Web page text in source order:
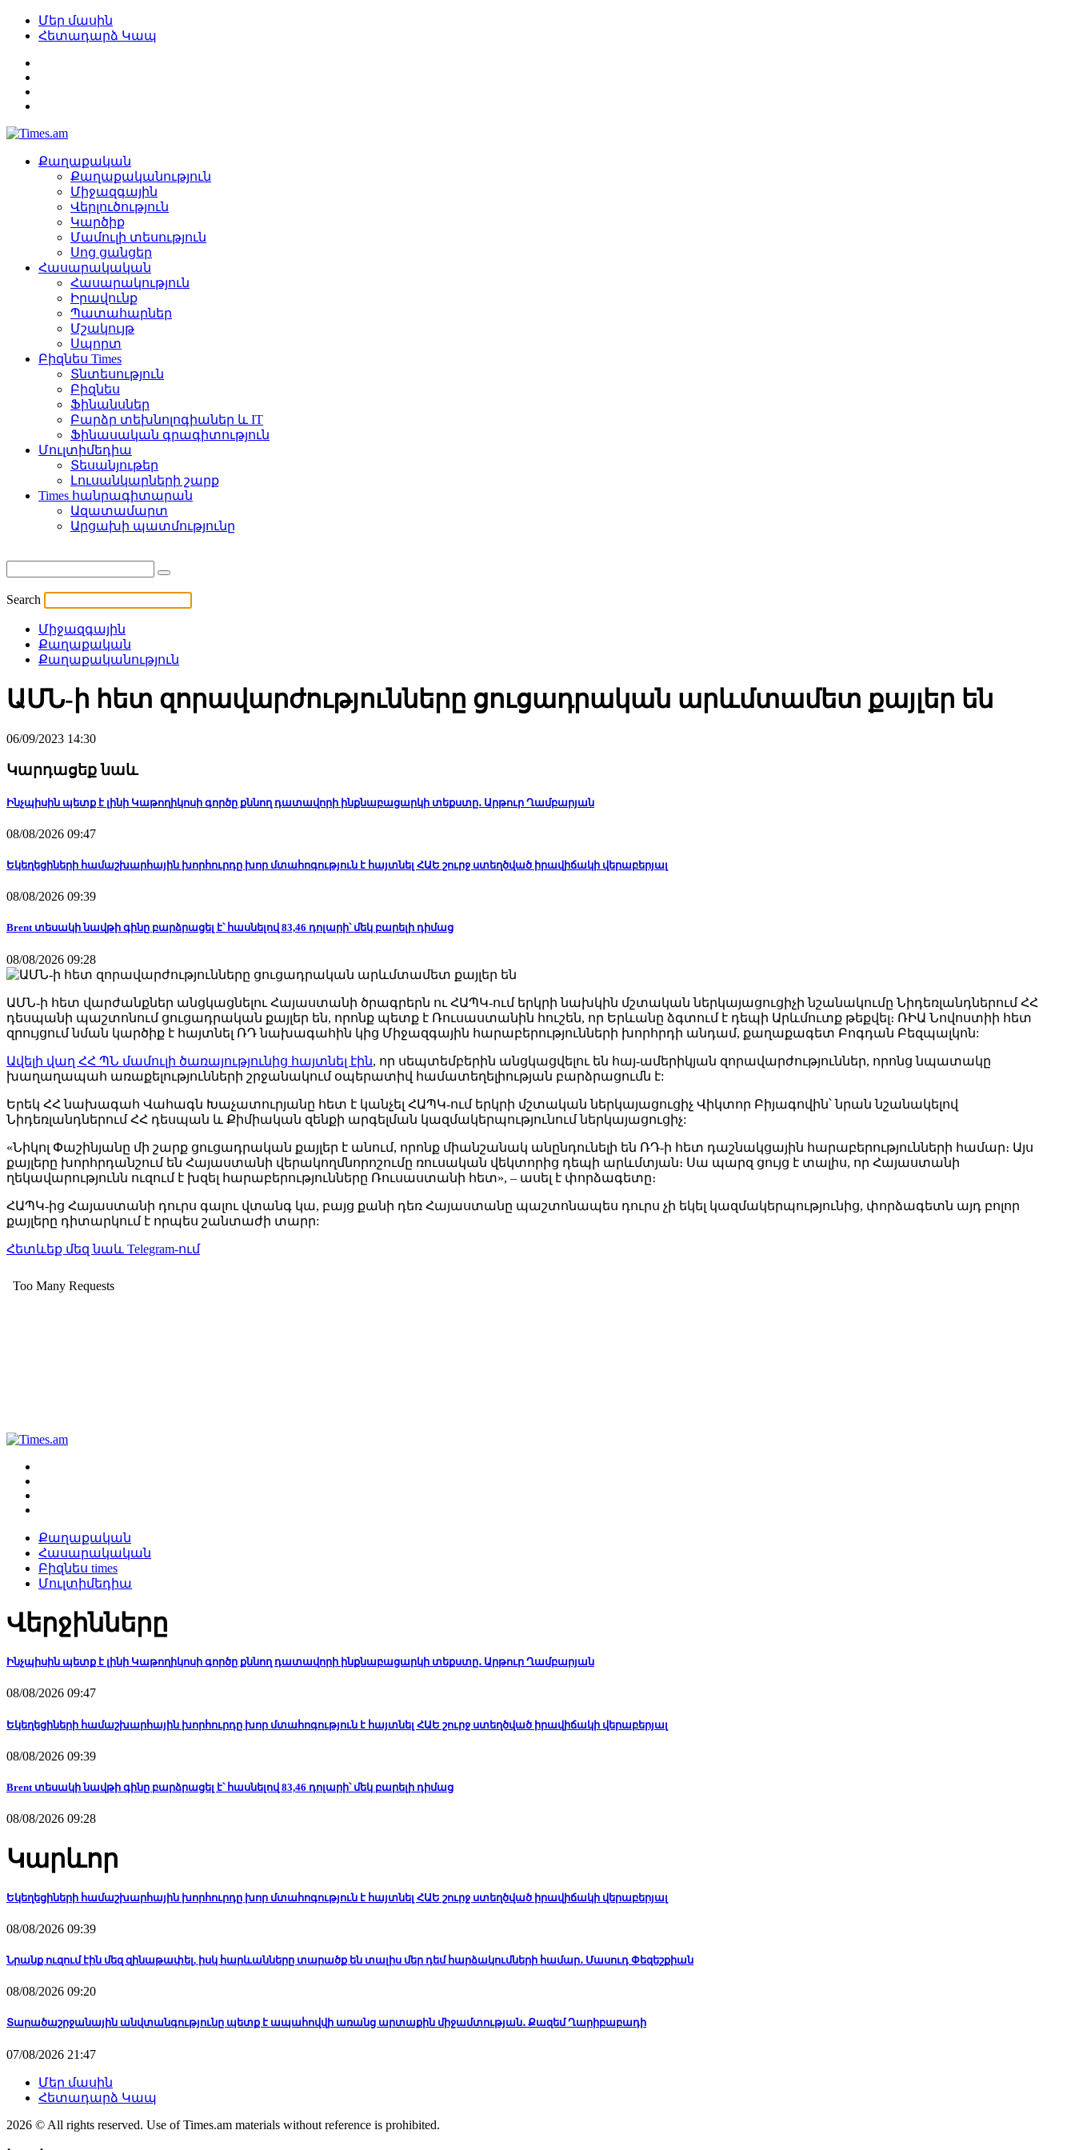
Մեր մասին
Հետադարձ Կապ
Քաղաքական
Քաղաքականություն
Միջազգային
Վերլուծություն
Կարծիք
Մամուլի տեսություն
Սոց ցանցեր
Հասարակական
Հասարակություն
Իրավունք
Պատահարներ
Մշակույթ
Սպորտ
Բիզնես Times
Տնտեսություն
Բիզնես
Ֆինանսներ
Բարձր տեխնոլոգիաներ և IT
Ֆինասական գրագիտություն
Մուլտիմեդիա
Տեսանյութեր
Լուսանկարների շարք
Times հանրագիտարան
Ազատամարտ
Արցախի պատմությունը
Search
Միջազգային
Քաղաքական
Քաղաքականություն
ԱՄՆ-ի հետ զորավարժությունները ցուցադրական արևմտամետ քայլեր են
06/09/2023 14:30
Կարդացեք նաև
Ինչպիսին պետք է լինի Կաթողիկոսի գործը քննող դատավորի ինքնաբացարկի տեքստը․ Արթուր Ղամբարյան
08/08/2026 09:47
Եկեղեցիների համաշխարհային խորհուրդը խոր մտահոգություն է հայտնել ՀԱԵ շուրջ ստեղծված իրավիճակի վերաբերյալ
08/08/2026 09:39
Brent տեսակի նավթի գինը բարձրացել է՝ հասնելով 83,46 դոլարի՝ մեկ բարելի դիմաց
08/08/2026 09:28
ԱՄՆ-ի հետ վարժանքներ անցկացնելու Հայաստանի ծրագրերն ու ՀԱՊԿ-ում երկրի նախկին մշտական ներկայացուցիչի նշանակումը Նիդեռլանդներում ՀՀ
դեսպանի պաշտոնում ցուցադրական քայլեր են, որոնք պետք է Ռուսաստանին հուշեն, որ Երևանը ձգտում է դեպի Արևմուտք թեքվել։ ՌԻԱ Նովոստիի հետ
զրույցում նման կարծիք է հայտնել ՌԴ նախագահին կից Միջազգային հարաբերությունների խորհրդի անդամ, քաղաքագետ Բոգդան Բեզպալկոն:
Ավելի վաղ ՀՀ ՊՆ մամուլի ծառայությունից հայտնել էին, որ սեպտեմբերին անցկացվելու են հայ-ամերիկյան զորավարժություններ, որոնց նպատակը
խաղաղապահ առաքելությունների շրջանակում օպերատիվ համատեղելիության բարձրացումն է:
Երեկ ՀՀ նախագահ Վահագն Խաչատուրյանը հետ է կանչել ՀԱՊԿ-ում երկրի մշտական ներկայացուցիչ Վիկտոր Բիյագովին՝ նրան նշանակելով
Նիդեռլանդներում ՀՀ դեսպան և Քիմիական զենքի արգելման կազմակերպությունում ներկայացուցիչ:
«Նիկոլ Փաշինյանը մի շարք ցուցադրական քայլեր է անում, որոնք միանշանակ անընդունելի են ՌԴ-ի հետ դաշնակցային հարաբերությունների համար։ Այս
քայլերը խորհրդանշում են Հայաստանի վերակողմնորոշումը ռուսական վեկտորից դեպի արևմտյան։ Սա պարզ ցույց է տալիս, որ Հայաստանի
ղեկավարությունն ուզում է խզել հարաբերությունները Ռուսաստանի հետ», – ասել է փորձագետը։
ՀԱՊԿ-ից Հայաստանի դուրս գալու վտանգ կա, բայց քանի դեռ Հայաստանը պաշտոնապես դուրս չի եկել կազմակերպությունից, փորձագետն այդ բոլոր
քայլերը դիտարկում է որպես շանտաժի տարր:
Հետևեք մեզ նաև Telegram-ում
Քաղաքական
Հասարակական
Բիզնես times
Մուլտիմեդիա
Վերջինները
Ինչպիսին պետք է լինի Կաթողիկոսի գործը քննող դատավորի ինքնաբացարկի տեքստը․ Արթուր Ղամբարյան
08/08/2026 09:47
Եկեղեցիների համաշխարհային խորհուրդը խոր մտահոգություն է հայտնել ՀԱԵ շուրջ ստեղծված իրավիճակի վերաբերյալ
08/08/2026 09:39
Brent տեսակի նավթի գինը բարձրացել է՝ հասնելով 83,46 դոլարի՝ մեկ բարելի դիմաց
08/08/2026 09:28
Կարևոր
Եկեղեցիների համաշխարհային խորհուրդը խոր մտահոգություն է հայտնել ՀԱԵ շուրջ ստեղծված իրավիճակի վերաբերյալ
08/08/2026 09:39
Նրանք ուզում էին մեզ զինաթափել, իսկ հարևանները տարածք են տալիս մեր դեմ հարձակումների համար․ Մասուդ Փեզեշքիան
08/08/2026 09:20
Տարածաշրջանային անվտանգությունը պետք է ապահովվի առանց արտաքին միջամտության․ Քազեմ Ղարիբաբադի
07/08/2026 21:47
Մեր մասին
Հետադարձ Կապ
2026 © All rights reserved. Use of Times.am materials without reference is prohibited.